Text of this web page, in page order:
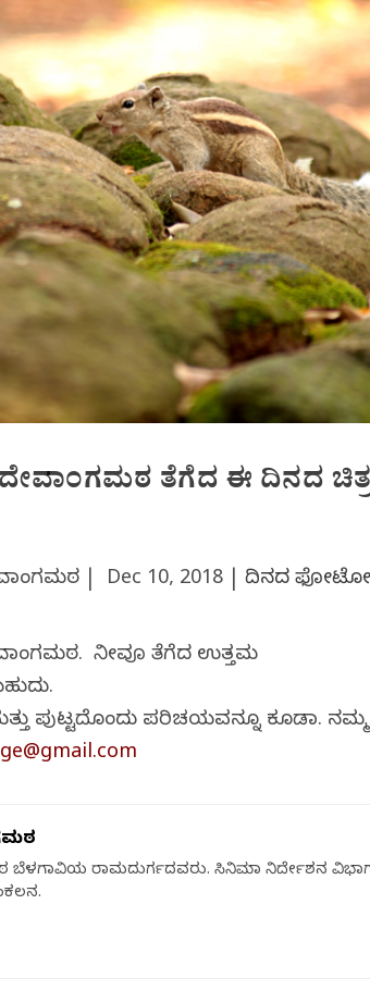
ದೇವಾಂಗಮಠ ತೆಗೆದ ಈ ದಿನದ
| Dec 10, 2018 |ದಿನದ ಫೋಟೋ
ನೀವೂ ತೆಗೆದ ಉತ್ತಮ
ಪುಟ್ಟದೊಂದು ಪರಿಚಯವನ್ನೂ ಕೂಡಾ.
ಬೆಳಗಾವಿಯ ರಾಮದುರ್ಗದವರು. ಸಿನಿಮಾ ನಿರ್ದೇಶನ